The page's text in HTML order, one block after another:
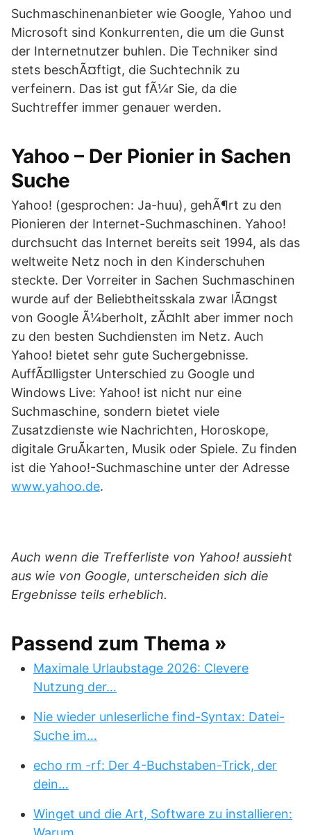
Suchmaschinenanbieter wie Google, Yahoo und
Microsoft sind Konkurrenten, die um die Gunst
der Internetnutzer buhlen. Die Techniker sind
stets beschÃ¤ftigt, die Suchtechnik zu
verfeinern. Das ist gut fÃ¼r Sie, da die
Suchtreffer immer genauer werden.
Yahoo – Der Pionier in Sachen
Suche
Yahoo! (gesprochen: Ja-huu), gehÃ¶rt zu den
Pionieren der Internet-Suchmaschinen. Yahoo!
durchsucht das Internet bereits seit 1994, als das
weltweite Netz noch in den Kinderschuhen
steckte. Der Vorreiter in Sachen Suchmaschinen
wurde auf der Beliebtheitsskala zwar lÃ¤ngst
von Google Ã¼berholt, zÃ¤hlt aber immer noch
zu den besten Suchdiensten im Netz. Auch
Yahoo! bietet sehr gute Suchergebnisse.
AuffÃ¤lligster Unterschied zu Google und
Windows Live: Yahoo! ist nicht nur eine
Suchmaschine, sondern bietet viele
Zusatzdienste wie Nachrichten, Horoskope,
digitale GruÃkarten, Musik oder Spiele. Zu finden
ist die Yahoo!-Suchmaschine unter der Adresse
www.yahoo.de.
Auch wenn die Trefferliste von Yahoo! aussieht
aus wie von Google, unterscheiden sich die
Ergebnisse teils erheblich.
Passend zum Thema »
Maximale Urlaubstage 2026: Clevere
Nutzung der…
Nie wieder unleserliche find-Syntax: Datei-
Suche im…
echo rm -rf: Der 4-Buchstaben-Trick, der
dein…
Winget und die Art, Software zu installieren: